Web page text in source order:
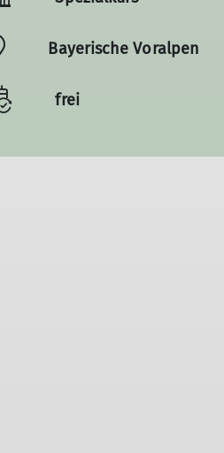
Bayerische Voralpen
frei